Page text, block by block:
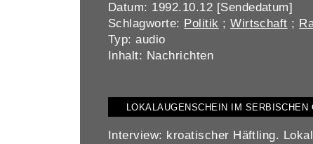
Datum: 1992.10.12 [Sendedatum]
Schlagworte: Politik ;Wirtschaft ;
Typ: audio
Inhalt: Nachrichten
LOKALAUGENSCHEIN IM SERBISCHEN
Interview: kroatischer Häftling.